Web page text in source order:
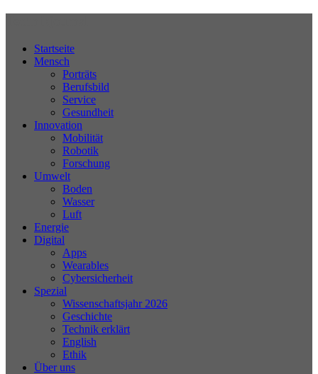
Startseite
Mensch
Porträts
Berufsbild
Service
Gesundheit
Innovation
Mobilität
Robotik
Forschung
Umwelt
Boden
Wasser
Luft
Energie
Digital
Apps
Wearables
Cybersicherheit
Spezial
Wissenschaftsjahr 2026
Geschichte
Technik erklärt
English
Ethik
Über uns